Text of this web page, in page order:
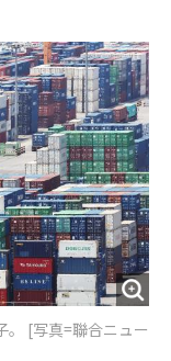
。 [写真=聯合ニュー